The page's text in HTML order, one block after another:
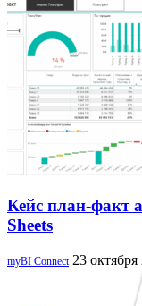
Кейс план-факт
Sheets
myBI Connect 23 октября